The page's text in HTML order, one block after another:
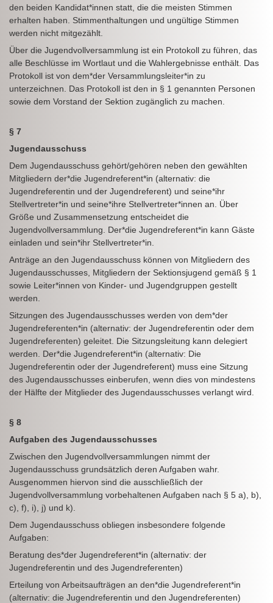
den beiden Kandidat*innen statt, die die meisten Stimmen
erhalten haben. Stimmenthaltungen und ungültige Stimmen
werden nicht mitgezählt.
Über die Jugendvollversammlung ist ein Protokoll zu führen, das
alle Beschlüsse im Wortlaut und die Wahlergebnisse enthält. Das
Protokoll ist von dem*der Versammlungsleiter*in zu
unterzeichnen. Das Protokoll ist den in § 1 genannten Personen
sowie dem Vorstand der Sektion zugänglich zu machen.
§ 7
Jugendausschuss
Dem Jugendausschuss gehört/gehören neben den gewählten
Mitgliedern der*die Jugendreferent*in (alternativ: die
Jugendreferentin und der Jugendreferent) und seine*ihr
Stellvertreter*in und seine*ihre Stellvertreter*innen an. Über
Größe und Zusammensetzung entscheidet die
Jugendvollversammlung. Der*die Jugendreferent*in kann Gäste
einladen und sein*ihr Stellvertreter*in.
Anträge an den Jugendausschuss können von Mitgliedern des
Jugendausschusses, Mitgliedern der Sektionsjugend gemäß § 1
sowie Leiter*innen von Kinder- und Jugendgruppen gestellt
werden.
Sitzungen des Jugendausschusses werden von dem*der
Jugendreferenten*in (alternativ: der Jugendreferentin oder dem
Jugendreferenten) geleitet. Die Sitzungsleitung kann delegiert
werden. Der*die Jugendreferent*in (alternativ: Die
Jugendreferentin oder der Jugendreferent) muss eine Sitzung
des Jugendausschusses einberufen, wenn dies von mindestens
der Hälfte der Mitglieder des Jugendausschusses verlangt wird.
§ 8
Aufgaben des Jugendausschusses
Zwischen den Jugendvollversammlungen nimmt der
Jugendausschuss grundsätzlich deren Aufgaben wahr.
Ausgenommen hiervon sind die ausschließlich der
Jugendvollversammlung vorbehaltenen Aufgaben nach § 5 a), b),
c), f), i), j) und k).
Dem Jugendausschuss obliegen insbesondere folgende
Aufgaben:
Beratung des*der Jugendreferent*in (alternativ: der
Jugendreferentin und des Jugendreferenten)
Erteilung von Arbeitsaufträgen an den*die Jugendreferent*in
(alternativ: die Jugendreferentin und den Jugendreferenten)